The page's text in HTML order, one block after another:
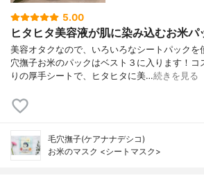
5.00
ヒタヒタ美容液が肌に染み込むお米パ
美容オタクなので、いろいろなシートパックを
穴撫子お米のパックはベスト３に入ります！コ
りの厚手シートで、ヒタヒタに美…続きを見る
毛穴撫子(ケアナナデシコ)
お米のマスク <シートマスク>